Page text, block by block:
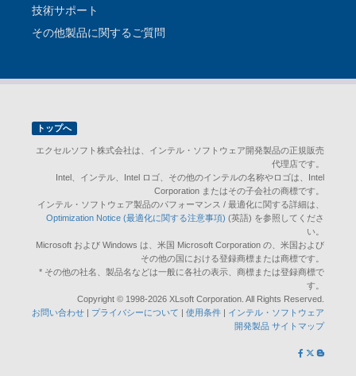
技術サポート
その他製品に関するご質問
トップへ
エクセルソフト株式会社は、インテル・ソフトウェア開発製品の正規販売
代理店です。
Intel、インテル、Intel ロゴ、その他のインテルの名称やロゴは、Intel
Corporation またはその子会社の商標です。
インテル・ソフトウェア製品のパフォーマンス / 最適化に関する詳細は、
Optimization Notice (最適化に関する注意事項) (英語) を参照してくださ
い。
Microsoft および Windows は、米国 Microsoft Corporation の、米国および
その他の国における登録商標または商標です。
* その他の社名、製品名などは一般に各社の表示、商標または登録商標で
す。
Copyright © 1998-2026 XLsoft Corporation. All Rights Reserved.
お問い合わせ | プライバシーについて | 使用条件 | インテル・ソフトウェア
開発製品 サイトマップ